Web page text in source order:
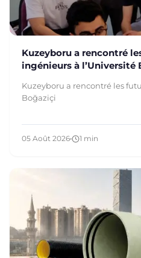
Kuzeyboru a rencontré
ingénieurs à l’Université
Kuzeyboru a rencontré les
Boğaziçi
05 Août 2026 1 min